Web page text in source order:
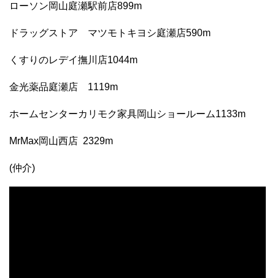
ローソン岡山庭瀬駅前店899m
ドラッグストア マツモトキヨシ庭瀬店590m
くすりのレデイ撫川店1044m
金光薬品庭瀬店 1119m
ホームセンターカリモク家具岡山ショールーム1133m
MrMax岡山西店 2329m
(仲介)